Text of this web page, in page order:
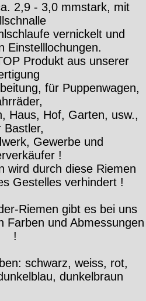
2,9 - 3,0 mmstark, mit
vernickelt und
Einstelllochungen.
Produkt aus unserer
für Puppenwagen,
Haus, Hof, Garten, usw.,
Bastler,
Gewerbe und
!
wird durch diese Riemen
Gestelles verhindert !
Riemen gibt es bei uns
Farben und Abmessungen
!
schwarz, weiss, rot,
dunkelbraun